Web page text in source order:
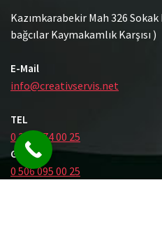
Kazımkarabekir Mah 326
bağcılar Kaymakamlık Karşısı )
E-Mail
info@creativservis.net
TEL
0 212 474 00 25
GSM
0 506 095 00 25